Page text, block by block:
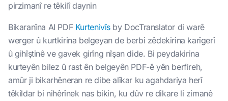
pirzimanî re têkilî daynin
Bikaranîna AI PDF Kurtenivîsby DocTranslator di warê
werger û kurtkirina belgeyan de berbi zêdekirina karîgerî
û gihîştinê ve gavek girîng nîşan dide. Bi peydakirina
kurteyên bilez û rast ên belgeyên PDF-ê yên berfireh,
amûr ji bikarhêneran re dibe alîkar ku agahdariya herî
têkildar bi nihêrînek nas bikin, ku dûv re dikare li zimanê